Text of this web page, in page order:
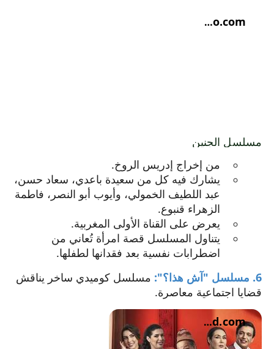
نافذة
جديدة.
ar.lesiteinfo.com
مسلسل الجنين
من إخراج إدريس الروخ.
يشارك فيه كل من سعيدة باعدي، سعاد حسن،
عبد اللطيف الخمولي، وأيوب أبو النصر، فاطمة
الزهراء قنبوع.
يعرض على القناة الأولى المغربية.
يتناول المسلسل قصة امرأة تُعاني من
اضطرابات نفسية بعد فقدانها لطفلها.
6. مسلسل "آش هذا؟":
مسلسل كوميدي ساخر يناقش
قضايا اجتماعية معاصرة.
almashhad.com